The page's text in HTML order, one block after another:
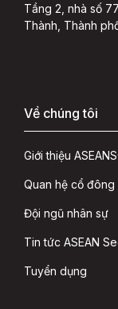
Tầng 2, nhà số
Thành, Thành
Về chúng tôi
Giới thiệu
Quan hệ cổ đông
Đội ngũ nhân sự
Tin tức ASEAN
Tuyển dụng